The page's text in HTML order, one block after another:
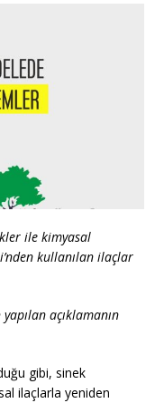
ile kimyasal
kullanılan ilaçlar
açıklamanın
gibi, sinek
ilaçlarla yeniden